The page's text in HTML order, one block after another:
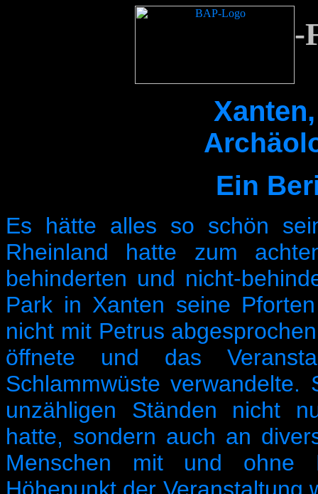
-
Ein
Es hätte alles so schön
Rheinland hatte zum
behinderten und nicht-
Park in Xanten seine
nicht mit Petrus
öffnete und das
Schlammwüste
unzähligen Ständen nicht
hatte, sondern auch an
Menschen mit und ohne